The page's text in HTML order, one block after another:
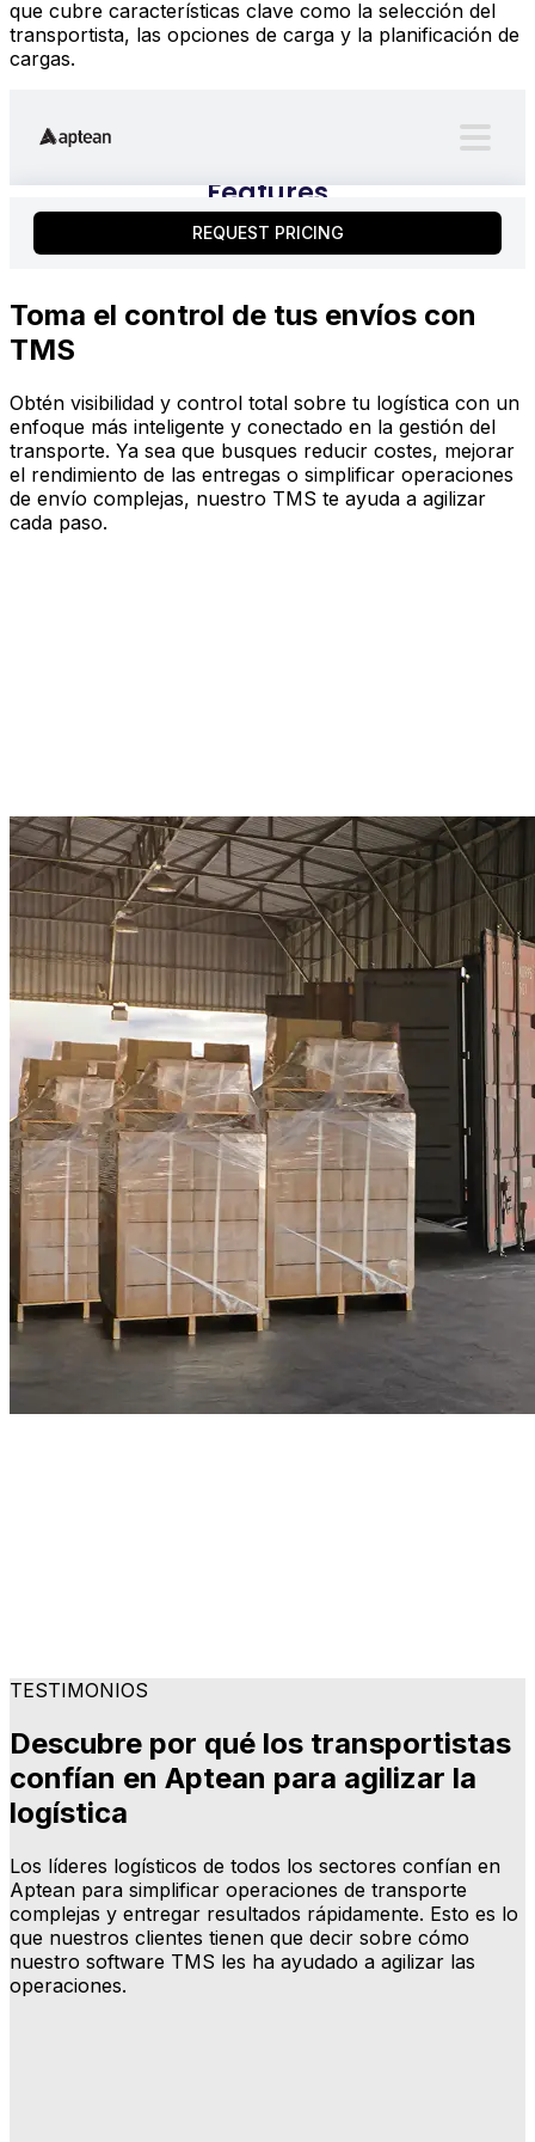
que cubre características clave como la selección del
transportista, las opciones de carga y la planificación de
cargas.
Toma el control de tus envíos con
TMS
Obtén visibilidad y control total sobre tu logística con un
enfoque más inteligente y conectado en la gestión del
transporte. Ya sea que busques reducir costes, mejorar
el rendimiento de las entregas o simplificar operaciones
de envío complejas, nuestro TMS te ayuda a agilizar
cada paso.
TESTIMONIOS
Descubre por qué los transportistas
confían en Aptean para agilizar la
logística
Los líderes logísticos de todos los sectores confían en
Aptean para simplificar operaciones de transporte
complejas y entregar resultados rápidamente. Esto es lo
que nuestros clientes tienen que decir sobre cómo
nuestro software TMS les ha ayudado a agilizar las
operaciones.